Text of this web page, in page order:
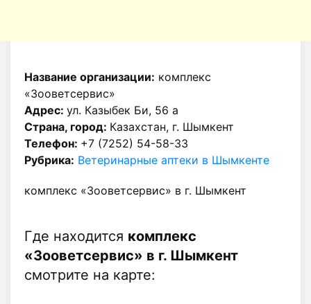
Название организации: комплекс
«Зооветсервис»
Адрес: ул. Казыбек Би, 56 а
Страна, город: Казахстан, г. Шымкент
Телефон: +7 (7252) 54-58-33
Рубрика: Ветеринарные аптеки в Шымкенте
комплекс «Зооветсервис» в г. Шымкент
Где находится комплекс
«Зооветсервис» в г. Шымкент
смотрите на карте: